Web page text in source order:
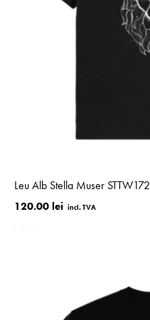
Leu Alb Stella Muser STTW172
120.00 lei